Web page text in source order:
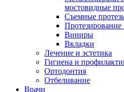
мостовидные
Съемные
Виниры
Вкладки
Лечение и эстетика
Гигиена и
Ортодонтия
Отбеливание
Врачи